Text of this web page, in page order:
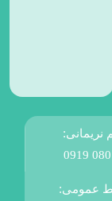
نریمانی:
0919
عمومی: